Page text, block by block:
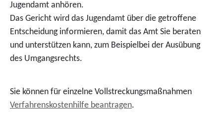
Jugendamt anhören.
Das Gericht wird das Jugendamt über die getroffene
Entscheidung informieren, damit das Amt Sie beraten
und unterstützen kann, zum Beispielbei der Ausübung
des Umgangsrechts.
Sie können für einzelne Vollstreckungsmaßnahmen
Verfahrenskostenhilfe beantragen.